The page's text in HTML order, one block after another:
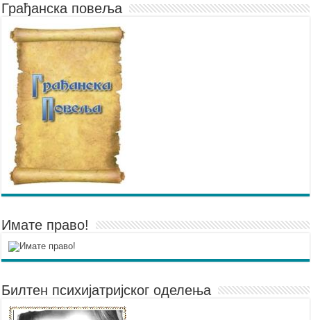
Грађанска повеља
Имате право!
Билтен психијатријског оделења